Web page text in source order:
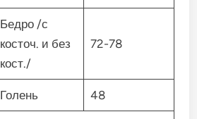
Бедро /с
косточ. и без
кост./
72-78
Голень 48